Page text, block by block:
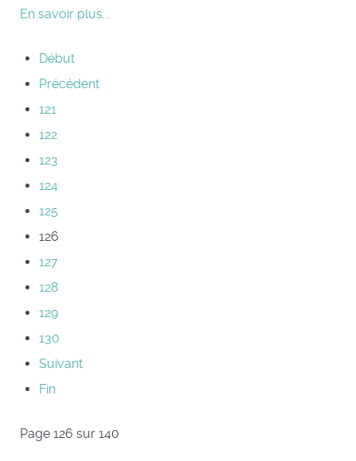
En savoir plus...
Début
Précédent
121
122
123
124
125
126
127
128
129
130
Suivant
Fin
Page 126 sur 140